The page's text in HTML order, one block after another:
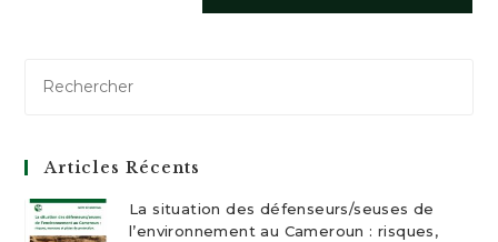
Articles Récents
La situation des défenseurs/seuses de
l’environnement au Cameroun : risques,